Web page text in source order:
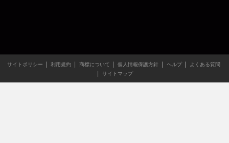
サイトポリシー 利用規約 商標について 個人情報保護方針 ヘルプ
よくある質問
サイトマップ